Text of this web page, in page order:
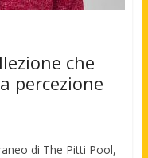
che
percezione
di The Pitti Pool,